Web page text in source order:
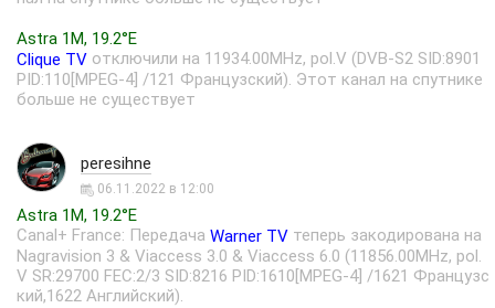
Astra 1M, 19.2°E
Clique TV отключили на 11934.00MHz, pol.V (DVB-S2 SID:8901
PID:110[MPEG-4] /121 Французский). Этот канал на спутнике
больше не существует
peresihne
06.11.2022 в 12:00
Astra 1M, 19.2°E
Canal+ France: Передача Warner TV теперь закодирована на
Nagravision 3 & Viaccess 3.0 & Viaccess 6.0 (11856.00MHz, pol.
V SR:29700 FEC:2/3 SID:8216 PID:1610[MPEG-4] /1621 Французс
кий,1622 Английский).